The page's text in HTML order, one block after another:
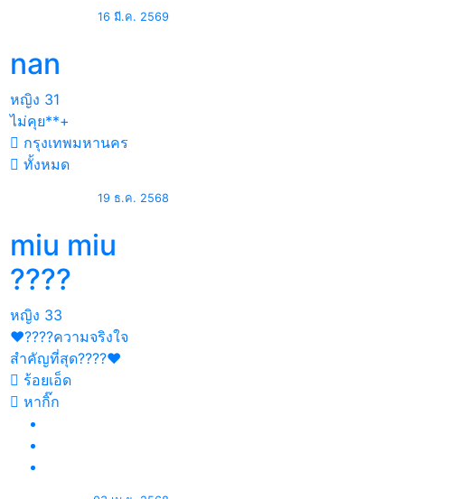
16 มี.ค. 2569
nan
หญิง 31
ไม่คุย**+
กรุงเทพมหานคร
ทั้งหมด
19 ธ.ค. 2568
miu miu
????
หญิง 33
❤️????ความจริงใจ
สำคัญที่สุด????❤️
ร้อยเอ็ด
หากิ๊ก